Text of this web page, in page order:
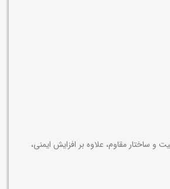
می‌دهد. عینک جوشکاری آروا مدل 8145 با طراحی استاندارد، لنز دودی باکیفیت و ساختار مقاوم، علاوه بر افزایش ایمنی،